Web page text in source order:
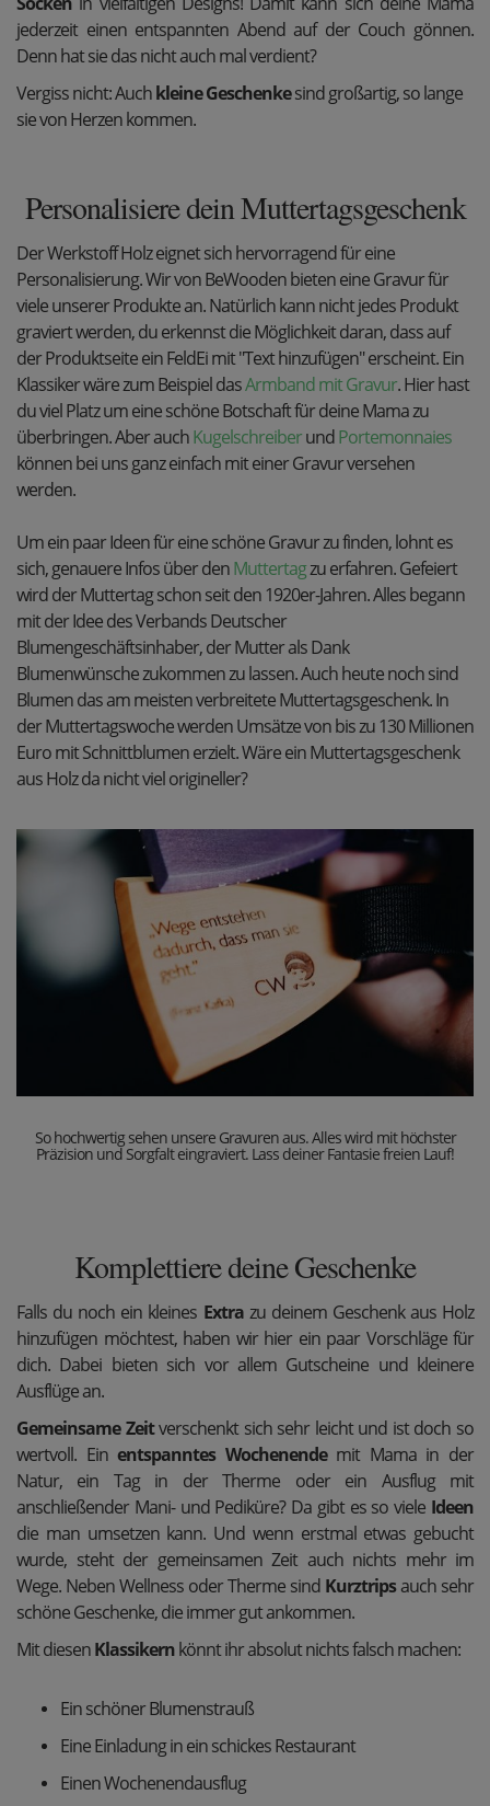
jederzeit einen entspannten Abend auf der Couch gönnen.
Denn hat sie das nicht auch mal verdient?
Vergiss nicht: Auchkleine Geschenkesind großartig, so lange
sie von Herzen kommen.
Personalisiere dein Muttertagsgeschenk
Der Werkstoff Holz eignet sich hervorragend für eine
Personalisierung. Wir von BeWooden bieten eine Gravur für
viele unserer Produkte an. Natürlich kann nicht jedes Produkt
graviert werden, du erkennst die Möglichkeit daran, dass auf
der Produktseite ein FeldEi mit "Text hinzufügen" erscheint. Ein
Klassiker wäre zum Beispiel dasArmband mit Gravur. Hier hast
du viel Platz um eine schöne Botschaft für deine Mama zu
überbringen. Aber auchKugelschreiberundPortemonnaies
können bei uns ganz einfach mit einer Gravur versehen
werden.
Um ein paar Ideen für eine schöne Gravur zu finden, lohnt es
sich, genauere Infos über denMuttertagzu erfahren. Gefeiert
wird der Muttertag schon seit den 1920er-Jahren. Alles begann
mit der Idee des Verbands Deutscher
Blumengeschäftsinhaber, der Mutter als Dank
Blumenwünsche zukommen zu lassen. Auch heute noch sind
Blumen das am meisten verbreitete Muttertagsgeschenk. In
der Muttertagswoche werden Umsätze von bis zu 130 Millionen
Euro mit Schnittblumen erzielt. Wäre ein Muttertagsgeschenk
aus Holz da nicht viel origineller?
So hochwertig sehen unsere Gravuren aus. Alles wird mit höchster
Präzision und Sorgfalt eingraviert. Lass deiner Fantasie freien Lauf!
Komplettiere deine Geschenke
Falls du noch ein kleines Extrazu deinem Geschenk aus Holz
hinzufügen möchtest, haben wir hier ein paar Vorschläge für
dich. Dabei bieten sich vor allem Gutscheine und kleinere
Ausflüge an.
Gemeinsame Zeit verschenkt sich sehr leicht und ist doch so
wertvoll. Einentspanntes Wochenendemit Mama in der
Natur, ein Tag in der Therme oder ein Ausflug mit
anschließender Mani- und Pediküre? Da gibt es so viele Ideen
die man umsetzen kann. Und wenn erstmal etwas gebucht
wurde, steht der gemeinsamen Zeit auch nichts mehr im
Wege. Neben Wellness oder Therme sind Kurztripsauch sehr
schöne Geschenke, die immer gut ankommen.
Mit diesenKlassikernkönnt ihr absolut nichts falsch machen:
Ein schöner Blumenstrauß
Eine Einladung in ein schickes Restaurant
Einen Wochenendausflug